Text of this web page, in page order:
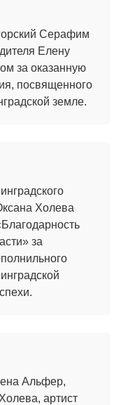
Серафим
Елену
за оказанную
посвященного
земле.
Холева
за
Альфер,
артист